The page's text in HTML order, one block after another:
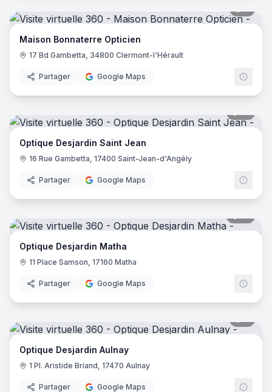
Maison Bonnaterre Opticien
17 Bd Gambetta, 34800 Clermont-l'Hérault
Partager Google Maps
Optique Desjardin Saint Jean
16 Rue Gambetta, 17400 Saint-Jean-d'Angély
Partager Google Maps
Optique Desjardin Matha
11 Place Samson, 17160 Matha
Partager Google Maps
Optique Desjardin Aulnay
1 Pl. Aristide Briand, 17470 Aulnay
Partager Google Maps